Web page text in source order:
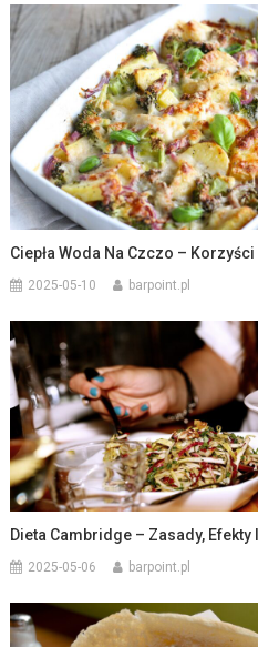
Ciepła Woda Na Czczo –
2025-05-10 barpoint.pl
Dieta Cambridge – Zasady, Efekty
2025-05-06 barpoint.pl